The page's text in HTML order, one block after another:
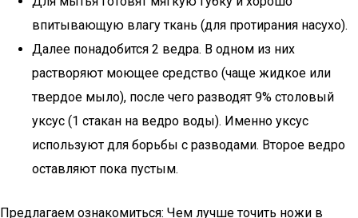
впитывающую влагу ткань (для протирания насухо).
Далее понадобится 2 ведра. В одном из них
растворяют моющее средство (чаще жидкое или
твердое мыло), после чего разводят 9% столовый
уксус (1 стакан на ведро воды). Именно уксус
используют для борьбы с разводами. Второе ведро
оставляют пока пустым.
Предлагаем ознакомиться: Чем лучше точить ножи в